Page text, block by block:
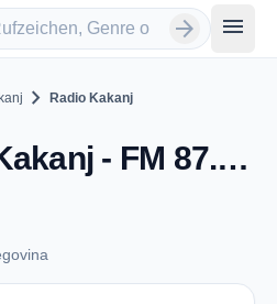
arrow_forward menu
chevron_right Radio Kakanj
Radio Kakanj - FM 87.9 - Kakanj